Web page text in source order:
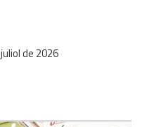
juliolde 2026